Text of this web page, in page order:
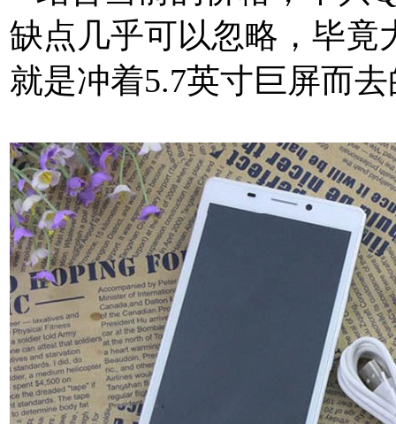
缺点几乎可以忽略，毕竟
就是冲着5.7英寸巨屏而